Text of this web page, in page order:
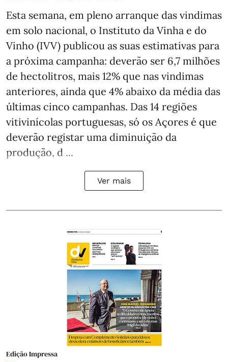
Esta semana, em pleno arranque das vindimas
em solo nacional, o Instituto da Vinha e do
Vinho (IVV) publicou as suas estimativas para
a próxima campanha: deverão ser 6,7 milhões
de hectolitros, mais 12% que nas vindimas
anteriores, ainda que 4% abaixo da média das
últimas cinco campanhas. Das 14 regiões
vitivinícolas portuguesas, só os Açores é que
deverão registar uma diminuição da
produção, d ...
Ver mais
Edição Impressa